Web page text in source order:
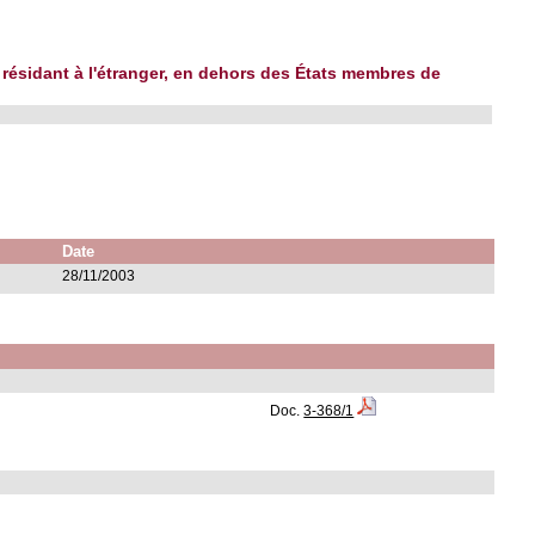
à l'étranger, en dehors des États membres de
Date
28/11/2003
Doc.3-368/1